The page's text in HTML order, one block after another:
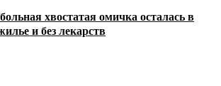
хвостатая омичка осталась в
и без лекарств